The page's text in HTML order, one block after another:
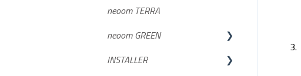
BOXX & BOOGIE
Compleo SOLO N & SOLO N+
Häufige Fragen
neoom TERRA
neoom GREEN
GREEN DE
INSTALLER